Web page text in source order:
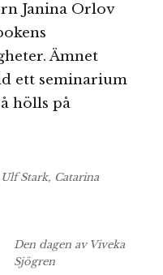
Janina Orlov
Ämnet
ett seminarium
hölls på
Stark, Catarina
Den dagen av Viveka
Sjögren